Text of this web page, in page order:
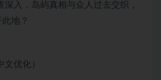
深入，岛屿真相与众人过去交织，
地？
文优化）